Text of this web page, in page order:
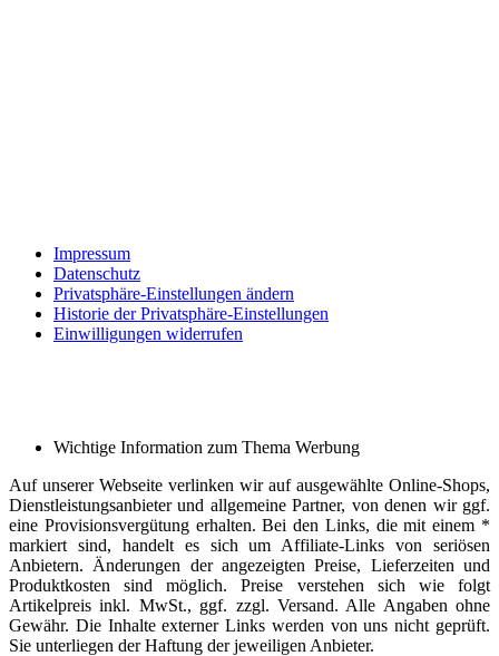
Impressum
Datenschutz
Privatsphäre-Einstellungen ändern
Historie der Privatsphäre-Einstellungen
Einwilligungen widerrufen
Wichtige Information zum Thema Werbung
Auf unserer Webseite verlinken wir auf ausgewählte Online-Shops,
Dienstleistungsanbieter und allgemeine Partner, von denen wir ggf.
eine Provisionsvergütung erhalten. Bei den Links, die mit einem *
markiert sind, handelt es sich um Affiliate-Links von seriösen
Anbietern. Änderungen der angezeigten Preise, Lieferzeiten und
Produktkosten sind möglich. Preise verstehen sich wie folgt
Artikelpreis inkl. MwSt., ggf. zzgl. Versand. Alle Angaben ohne
Gewähr. Die Inhalte externer Links werden von uns nicht geprüft.
Sie unterliegen der Haftung der jeweiligen Anbieter.